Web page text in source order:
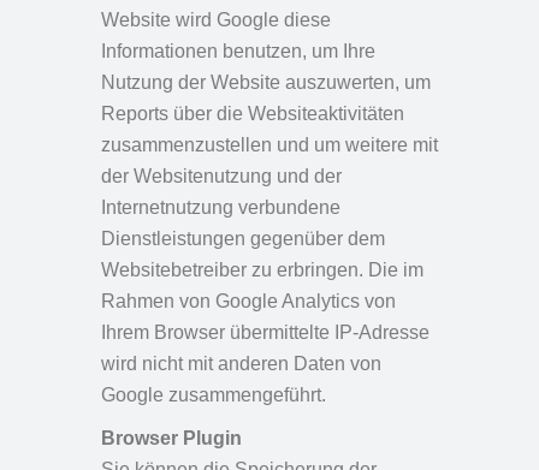
Website wird Google diese
Informationen benutzen, um Ihre
Nutzung der Website auszuwerten, um
Reports über die Websiteaktivitäten
zusammenzustellen und um weitere mit
der Websitenutzung und der
Internetnutzung verbundene
Dienstleistungen gegenüber dem
Websitebetreiber zu erbringen. Die im
Rahmen von Google Analytics von
Ihrem Browser übermittelte IP-Adresse
wird nicht mit anderen Daten von
Google zusammengeführt.
Browser Plugin